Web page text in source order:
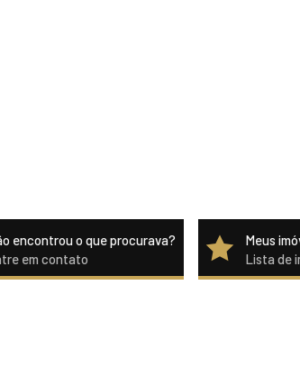
encontrou o que procurava?
em contato
Meus
Lista de